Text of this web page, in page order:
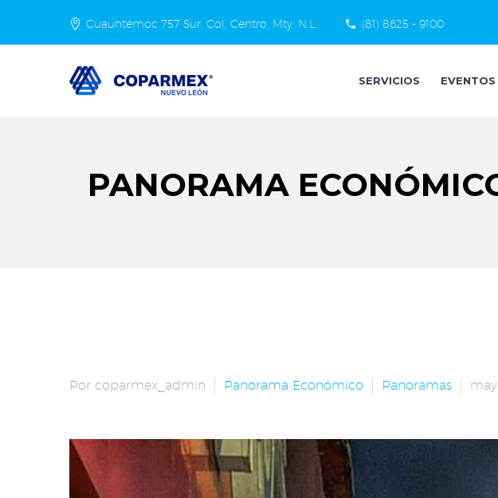
Cuauhtémoc 757 Sur. Col. Centro, Mty. N.L. (81) 8625 - 9100
SERVICIOS EVENTOS
PANORAMA
Por coparmex_admin Panorama Económico Panoramas